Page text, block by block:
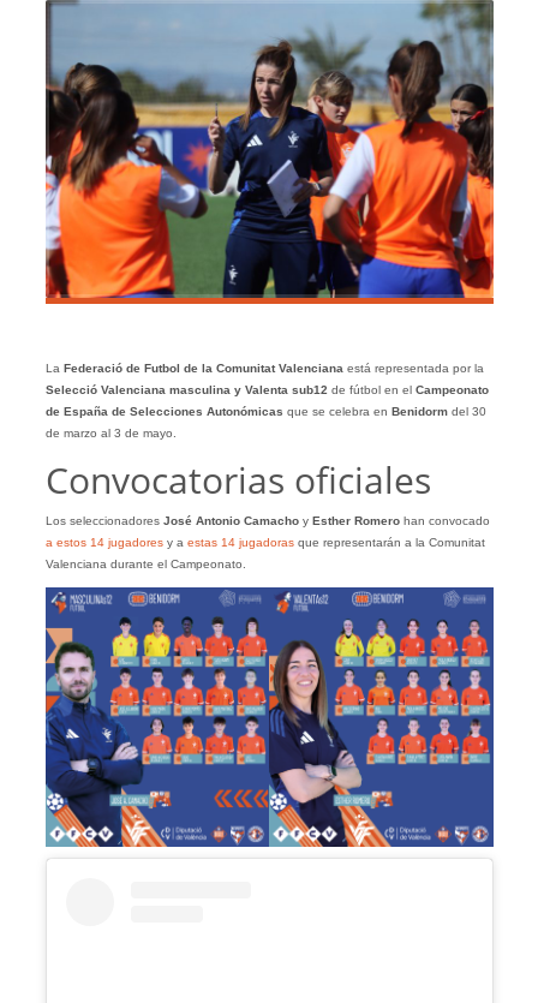
La Federació de Futbol de la Comunitat Valencianaestá representada por la
Selecció Valenciana masculina y Valenta sub12 de fútbol en el Campeonato
de España de Selecciones Autonómicas que se celebra en Benidormdel 30
de marzo al 3 de mayo.
Convocatorias oficiales
Los seleccionadores José Antonio Camachoy Esther Romerohan convocado
a estos 14 jugadores y a estas 14 jugadorasque representarán a la Comunitat
Valenciana durante el Campeonato.